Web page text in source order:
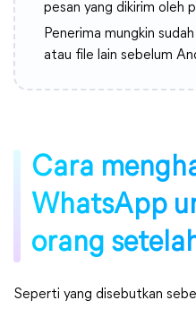
pesan yang dikirim oleh
Penerima mungkin
atau file lain sebelum
Cara
WhatsApp
orang
Seperti yang disebutkan